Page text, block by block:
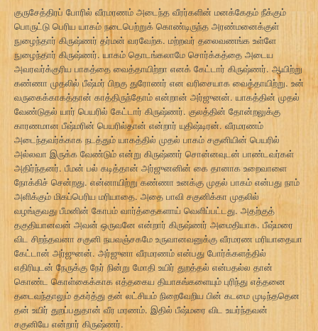
குருசேத்திரப் போரில் வீரமரணம் அடைந்த வீரர்களின் மனக்கேதம் நீக்கும்
பொருட்டு பெரிய யாகம் நடைபெற்றுக் கொண்டிருந்த அரண்மனைக்குள்
நுழைந்தார் கிருஷ்ணர் தர்மன் வரவேற்க. மற்றவர் தலைவணங்க உள்ளே
நுழைந்தார் கிருஷ்ணர். யாகம் தொடங்கலாமே சொர்க்கத்தை அடைய
அவரவர்க்குரிய பாகத்தை வைத்தாயிற்றா எனக் கேட்டார் கிருஷ்ணர். ஆயிற்று
கண்ணா முதலில் பீஷ்மர் பிறகு துரோணர் என வரிசையாக வைத்தாயிற்று. உன்
வருகைக்காகத்தான் காத்திருந்தோம் என்றான் அர்ஜுனன். யாகத்தின் முதல்
வேண்டுதல் யார் பெயரில் கேட்டார் கிருஷ்ணர். குலத்தின் தோன்றலுக்கு
காரணமான பீஷ்மரின் பெயரில்தான் என்றார் யுதிஷ்டிரன். வீரமரணம்
அடைந்தவர்க்காக நடத்தும் யாகத்தில் முதல் பாகம் சகுனியின் பெயரில்
அல்லவா இருக்க வேண்டும் என்று கிருஷ்ணர் சொன்னவுடன் பாண்டவர்கள்
அதிர்ந்தனர். பீமன் பல் கடித்தான் அர்ஜுனனின் கை தானாக உறைவாளை
நோக்கிச் சென்றது. என்னாயிற்று கண்ணா உனக்கு முதல் பாகம் என்பது நாம்
அளிக்கும் மிகப்பெரிய மரியாதை. அதை பாவி சகுனிக்கா முதலில்
வழங்குவது பீமனின் கோபம் வார்த்தைகளாய் வெளிப்பட்டது. அதற்குத்
தகுதியானவன் அவன் ஒருவனே என்றார் கிருஷ்ணர் அமைதியாக. பீஷ்மரை
விட சிறந்தவனா சகுனி நயவஞ்சகமே உருவானவனுக்கு வீரமரண மரியாதையா
கேட்டான் அர்ஜுனன். அர்ஜுனா வீரமரணம் என்பது போர்க்களத்தில்
எதிரியுடன் நேருக்கு நேர் நின்று மோதி உயிர் துறத்தல் என்பதல்ல தான்
கொண்ட கொள்கைக்காக எத்தகைய தியாகங்களையும் புரிந்து எத்தனை
தடைவந்தாலும் தகர்த்து தன் லட்சியம் நிறைவேறிய பின் கடமை முடிந்ததென
தன் உயிர் துறப்பதுதான் வீர மரணம். இதில் பீஷ்மரை விட உயர்ந்தவன்
சகுனியே என்றார் கிருஷ்ணர்.